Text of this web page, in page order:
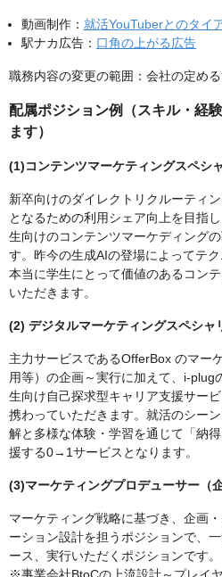
動画制作： 就活YouTuberとのタイ
駅ナカ広告： 口角の上がる広告
職務内容の変更の範囲：会社の定め
配属ポジション例（スキル・経
ます）
(1)コンテンツマーケティングスペシ
新卒向けのダイレクトリクルーティ
となるための利用シェア向上を目指
生向けのコンテンツマーケディング
す。昨今の生成AIの登場によってテ
本当に学生にとって価値のあるコン
いただきます。
(2) デジタルマーケティングスペシャ
主力サービスであるOfferBox のマー
用等）の企画～実行に加えて、i-plug
生向け自己探求型キャリア支援サー
携わっていただきます。就活のシー
解と多様な体験・学習を通じて「納
援する0→1サービスとなります。
(3)マーケティングプロデューサー（
マーケティング戦略に基づき、企画
ーション設計を担うポジションで、
ース、実行いただくポジションです。